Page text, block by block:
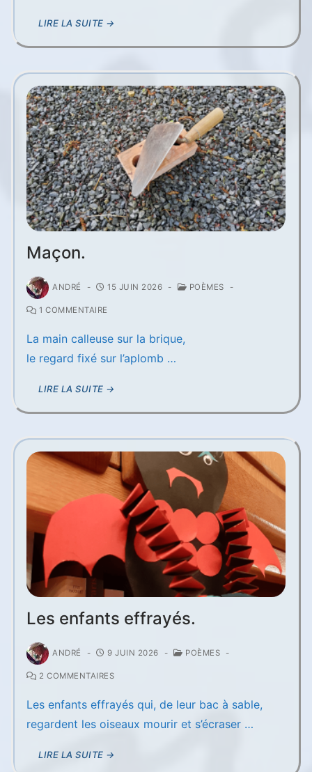
LIRE LA SUITE →
Maçon.
ANDRÉ - 15 JUIN 2026 - POÈMES -
1 COMMENTAIRE
La main calleuse sur la brique,
le regard fixé sur l’aplomb …
LIRE LA SUITE →
Les enfants effrayés.
ANDRÉ - 9 JUIN 2026 - POÈMES -
2 COMMENTAIRES
Les enfants effrayés qui, de leur bac à sable,
regardent les oiseaux mourir et s’écraser …
LIRE LA SUITE →